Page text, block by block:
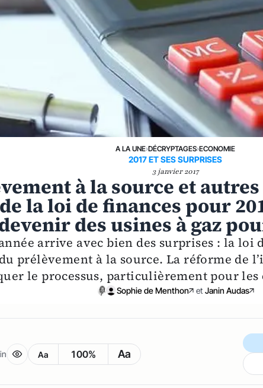
A LA UNE›DÉCRYPTAGES›ECONOMIE
2017 ET SES SURPRISES
3 janvier 2017
à la source et
la loi de finances pour
des usines à gaz
arrive avec bien des surprises : la loi
prélèvement à la source. La réforme de
le processus, particulièrement pour
Sophie de Menthon et Janin Audas
Aa 100% Aa